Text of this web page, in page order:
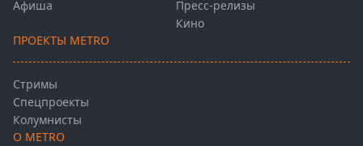
Афиша
Пресс-релизы
Кино
ПРОЕКТЫ METRO
Стримы
Спецпроекты
Колумнисты
О METRO